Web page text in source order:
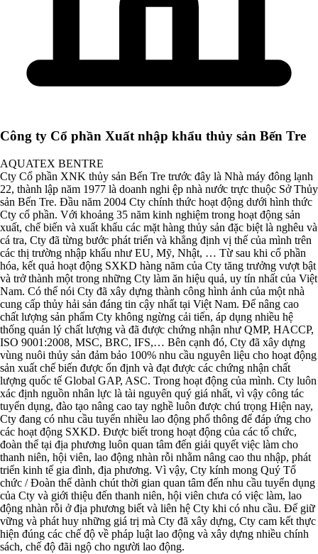
Công ty Cổ phần Xuất nhập khẩu thủy sản Bến Tre
AQUATEX BENTRE
Cty Cổ phần XNK thủy sản Bến Tre trước đây là Nhà máy đông lạnh
22, thành lập năm 1977 là doanh nghi ệp nhà nước trực thuộc Sở Thủy
sản Bến Tre. Đầu năm 2004 Cty chính thức hoạt động dưới hình thức
Cty cổ phần. Với khoảng 35 năm kinh nghiệm trong hoạt động sản
xuất, chế biến và xuất khẩu các mặt hàng thủy sản đặc biệt là nghêu và
cá tra, Cty đã từng bước phát triển và khẳng định vị thế của mình trên
các thị trường nhập khẩu như EU, Mỹ, Nhật, … Từ sau khi cổ phần
hóa, kết quả hoạt động SXKD hàng năm của Cty tăng trưởng vượt bật
và trở thành một trong những Cty làm ăn hiệu quả, uy tín nhất của Việt
Nam. Có thể nói Cty đã xây dựng thành công hình ảnh của một nhà
cung cấp thủy hải sản đáng tin cậy nhất tại Việt Nam. Để nâng cao
chất lượng sản phẩm Cty không ngừng cải tiến, áp dụng nhiều hệ
thống quản lý chất lượng và đã được chứng nhận như QMP, HACCP,
ISO 9001:2008, MSC, BRC, IFS,… Bên cạnh đó, Cty đã xây dựng
vùng nuôi thủy sản đảm bảo 100% nhu cầu nguyên liệu cho hoạt động
sản xuất chế biến được ổn định và đạt được các chứng nhận chất
lượng quốc tế Global GAP, ASC. Trong hoạt động của mình. Cty luôn
xác định nguồn nhân lực là tài nguyên quý giá nhất, vì vậy công tác
tuyển dụng, đào tạo nâng cao tay nghề luôn được chú trọng Hiện nay,
Cty đang có nhu cầu tuyển nhiều lao động phổ thông để đáp ứng cho
các hoạt động SXKD. Được biết trong hoạt động của các tổ chức,
đoàn thể tại địa phương luôn quan tâm đến giải quyết việc làm cho
thanh niên, hội viên, lao động nhàn rỗi nhằm nâng cao thu nhập, phát
triển kinh tế gia đình, địa phương. Vì vậy, Cty kính mong Quý Tổ
chức / Đoàn thể dành chút thời gian quan tâm đến nhu cầu tuyển dụng
của Cty và giới thiệu đến thanh niên, hội viên chưa có việc làm, lao
động nhàn rỗi ở địa phương biết và liên hệ Cty khi có nhu cầu. Để giữ
vững và phát huy những giá trị mà Cty đã xây dựng, Cty cam kết thực
hiện đúng các chế độ về pháp luật lao động và xây dựng nhiều chính
sách, chế độ đãi ngộ cho người lao động.